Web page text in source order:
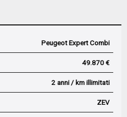
Peugeot Expert Combi
49.870 €
2 anni / km illimitati
ZEV